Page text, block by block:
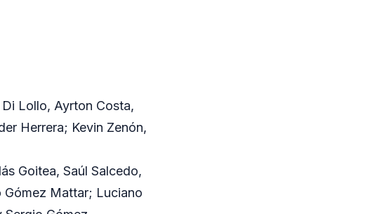
Lollo, Ayrton Costa,
Herrera; Kevin Zenón,
Goitea, Saúl Salcedo,
Gómez Mattar; Luciano